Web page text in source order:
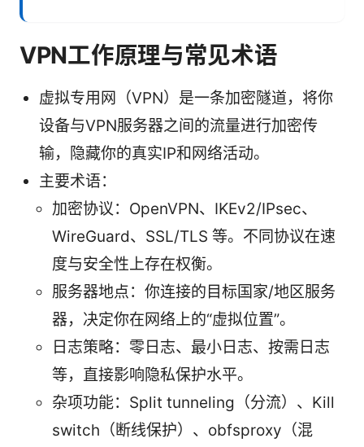
VPN工作原理与常见术语
虚拟专用网（VPN）是一条加密隧道，将你
设备与VPN服务器之间的流量进行加密传
输，隐藏你的真实IP和网络活动。
主要术语：
加密协议：OpenVPN、IKEv2/IPsec、
WireGuard、SSL/TLS 等。不同协议在速
度与安全性上存在权衡。
服务器地点：你连接的目标国家/地区服务
器，决定你在网络上的“虚拟位置”。
日志策略：零日志、最小日志、按需日志
等，直接影响隐私保护水平。
杂项功能：Split tunneling（分流）、Kill
switch（断线保护）、obfsproxy（混